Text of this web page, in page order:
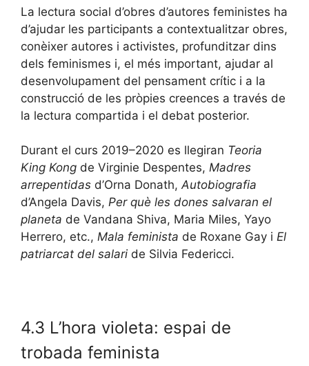
La lectura social d’obres d’autores feministes ha
d’ajudar les participants a contextualitzar obres,
conèixer autores i activistes, profunditzar dins
dels feminismes i, el més important, ajudar al
desenvolupament del pensament crític i a la
construcció de les pròpies creences a través de
la lectura compartida i el debat posterior.
Durant el curs 2019–2020 es llegiran Teoria
King Kong de Virginie Despentes, Madres
arrepentidas d’Orna Donath,Autobiografia
d’Angela Davis, Per què les dones salvaran el
planeta de Vandana Shiva, Maria Miles, Yayo
Herrero, etc., Mala feminista de Roxane Gay i El
patriarcat del salari de Silvia Federicci.
4.3 L’hora violeta: espai de
trobada feminista